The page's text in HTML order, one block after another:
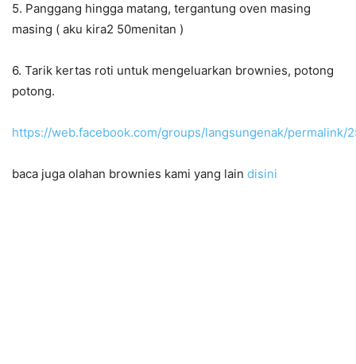
5. Panggang hingga matang, tergantung oven masing
masing ( aku kira2 50menitan )
6. Tarik kertas roti untuk mengeluarkan brownies, potong
potong.
https://web.facebook.com/groups/langsungenak/permalink/
baca juga olahan brownies kami yang lain disini